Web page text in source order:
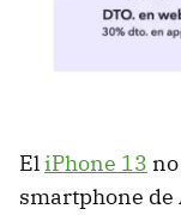
El iPhone 13
smartphone de